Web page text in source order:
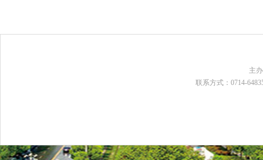
主
联系方式：0714-